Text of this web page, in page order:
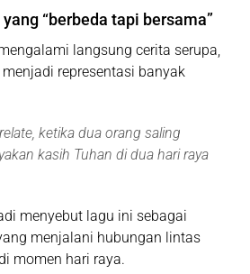
“berbeda tapi bersama”
langsung cerita serupa,
representasi banyak
ketika dua orang saling
kasih Tuhan di dua hari raya
menyebut lagu ini sebagai
menjalani hubungan lintas
momen hari raya.